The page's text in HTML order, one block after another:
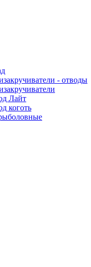
- отводы
Лайт
коготь